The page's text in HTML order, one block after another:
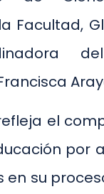
Facultad,
del
el
por
en su